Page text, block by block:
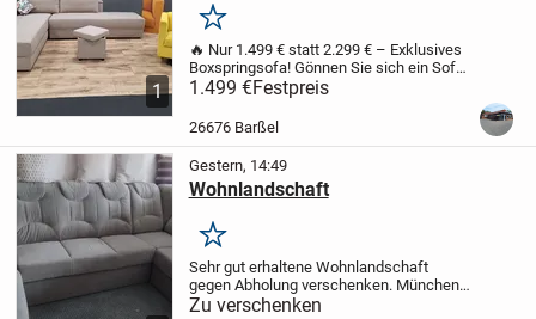
1
Merken
🔥 Nur 1.499 € statt 2.299 € – Exklusives
Boxspringsofa! Gönnen Sie sich ein Sofa,
das Komfort, Stil und Funktionalität
perfekt verbindet.
Boxspringsofa überzeugt mit modernem...
1.499 €Festpreis
26676 Barßel
Gestern, 14:49
Wohnlandschaft
Merken
Sehr gut erhaltene Wohnlandschaft
gegen Abholung verschenken. München
NeuhausenLiegefläche 1.20x2.50,
Zu verschenken